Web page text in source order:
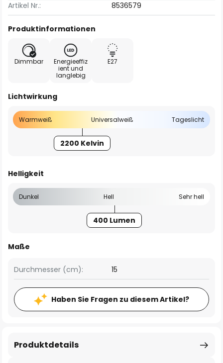
Artikel Nr.:
8536579
Produktinformationen
Dimmbar
Energieeffiz
ient und
langlebig
E27
Lichtwirkung
Warmweiß Universalweiß Tageslicht
2200 Kelvin
Helligkeit
Dunkel Hell Sehr hell
400 Lumen
Maße
Durchmesser (cm): 15
Haben Sie Fragen zu diesem Artikel?
Produktdetails